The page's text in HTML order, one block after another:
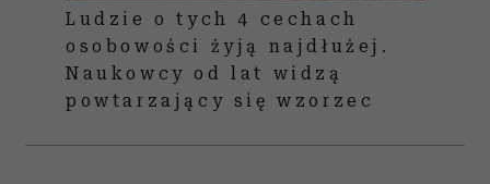
Ludzie o tych 4 cechach
osobowości żyją najdłużej.
Naukowcy od lat widzą
powtarzający się wzorzec